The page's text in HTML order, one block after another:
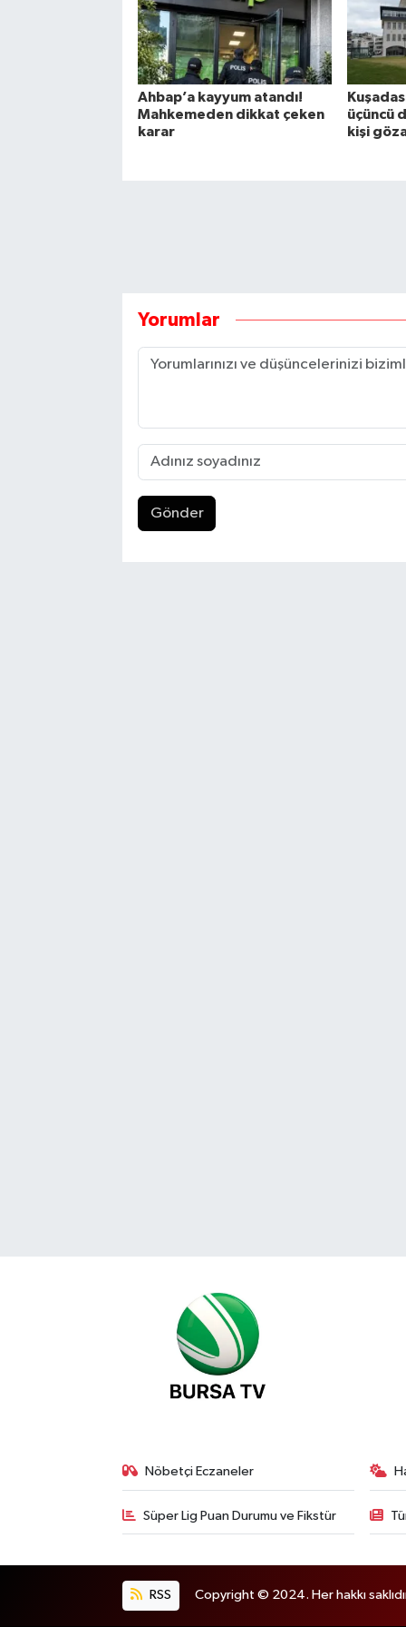
Ahbap’a kayyum atandı!
Mahkemeden dikkat çeken
karar
üçüncü
kişi
Yorumlar
Gönder
Nöbetçi Eczaneler
Süper Lig Puan Durumu ve Fikstür
RSS Copyright © 2024. Her hakkı